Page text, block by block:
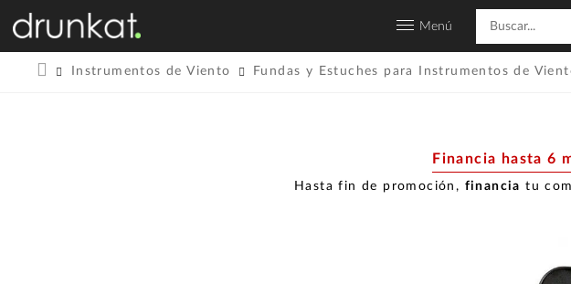
Menú
Instrumentos de Viento Fundas y Estuches para Instrumentos de
Financia hasta 6
Hasta fin de promoción, financia tu